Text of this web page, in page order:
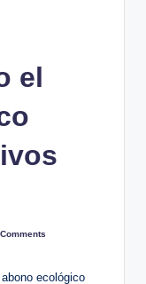
el
ecológico